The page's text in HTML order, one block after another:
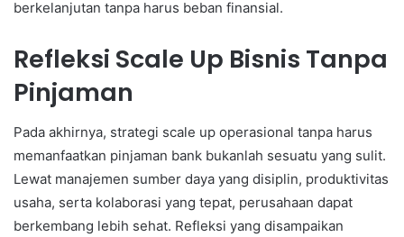
berkelanjutan tanpa harus beban finansial.
Refleksi Scale Up Bisnis Tanpa
Pinjaman
Pada akhirnya, strategi scale up operasional tanpa harus
memanfaatkan pinjaman bank bukanlah sesuatu yang sulit.
Lewat manajemen sumber daya yang disiplin, produktivitas
usaha, serta kolaborasi yang tepat, perusahaan dapat
berkembang lebih sehat. Refleksi yang disampaikan